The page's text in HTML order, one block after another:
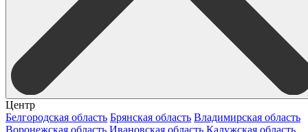
Центр
Белгородская область Брянская область Владимирская область
Воронежская область Ивановская область Калужская область